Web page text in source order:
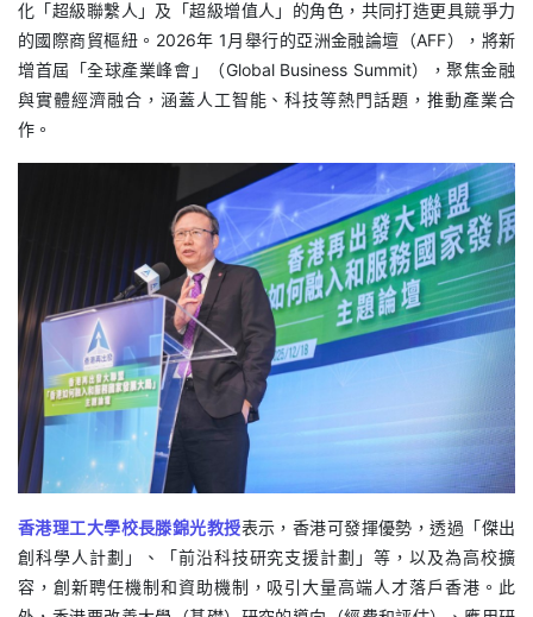
化「超級聯繫人」及「超級增值人」的角色，共同打造更具競爭力
的國際商貿樞紐。2026年 1月舉行的亞洲金融論壇（AFF），將新
增首屆「全球產業峰會」（Global Business Summit），聚焦金融
與實體經濟融合，涵蓋人工智能、科技等熱門話題，推動產業合
作。
香港理工大學校長滕錦光教授表示，香港可發揮優勢，透過「傑出
創科學人計劃」、「前沿科技研究支援計劃」等，以及為高校擴
容，創新聘任機制和資助機制，吸引大量高端人才落戶香港。此